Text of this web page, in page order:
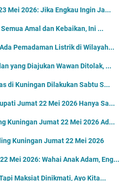
Mei 2026: Jika Engkau Ingin Ja...
Amal dan Kebaikan, Ini ...
Pemadaman Listrik di Wilayah...
yang Diajukan Wawan Ditolak, ...
di Kuningan Dilakukan Sabtu S...
Jumat 22 Mei 2026 Hanya Sa...
Kuningan Jumat 22 Mei 2026 Ad...
Kuningan Jumat 22 Mei 2026
Mei 2026: Wahai Anak Adam, Eng...
Maksiat Dinikmati, Ayo Kita...